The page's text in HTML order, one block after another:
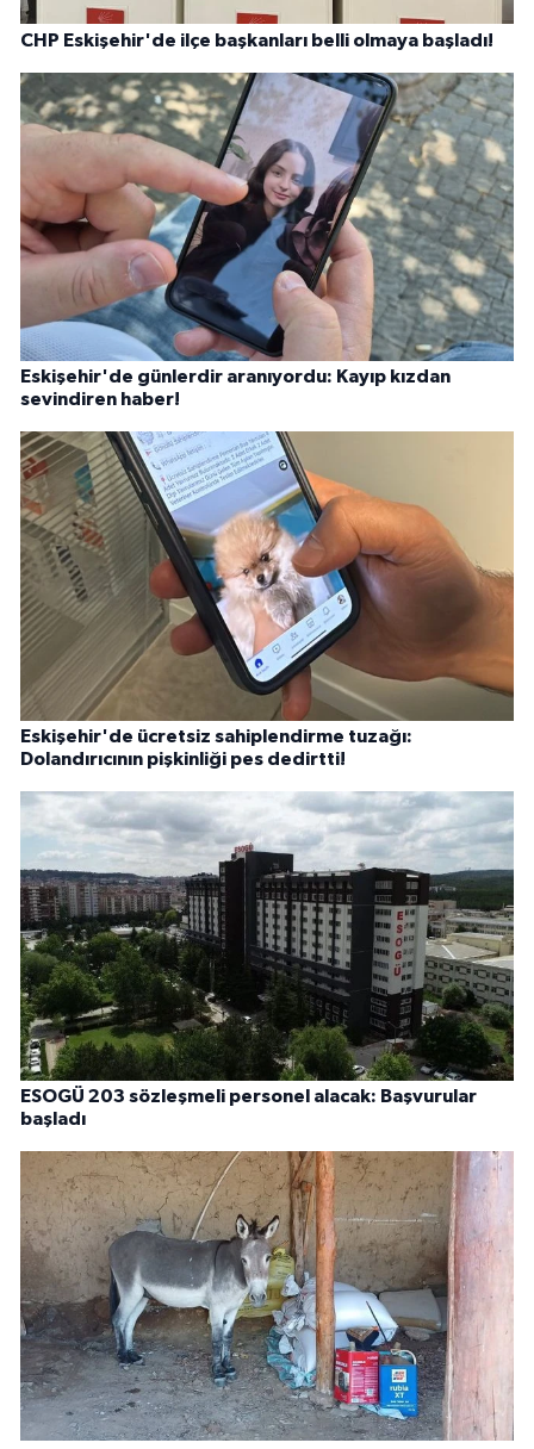
CHP Eskişehir'de ilçe başkanları belli olmaya başladı!
Eskişehir'de günlerdir aranıyordu: Kayıp kızdan
sevindiren haber!
Eskişehir'de ücretsiz sahiplendirme tuzağı:
Dolandırıcının pişkinliği pes dedirtti!
ESOGÜ 203 sözleşmeli personel alacak: Başvurular
başladı